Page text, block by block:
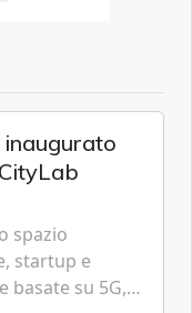
spazio
startup e
basate su 5G,